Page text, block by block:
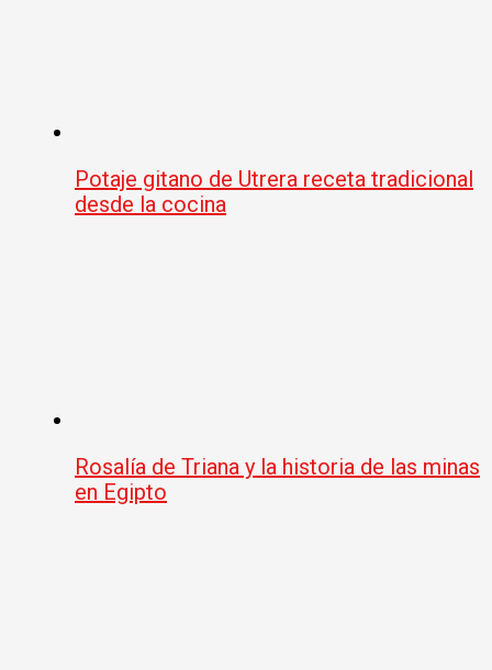
Potaje gitano de Utrera receta tradicional
desde la cocina
Rosalía de Triana y la historia de las minas
en Egipto